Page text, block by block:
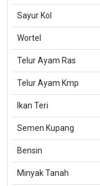
Sayur Kol
Wortel
Telur Ayam Ras
Telur Ayam Kmp
Ikan Teri
Semen Kupang
Bensin
Minyak Tanah